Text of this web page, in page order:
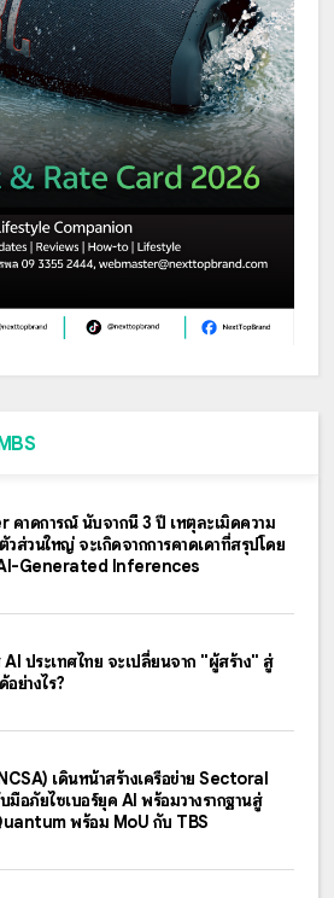
คาดการณ์ นับจากนี้ 3 ปี เหตุละเมิดความ
วส่วนใหญ่ จะเกิดจากการคาดเดาที่สรุปโดย
Generated Inferences
ประเทศไทย จะเปลี่ยนจาก "ผู้สร้าง" สู่
ย่างไร?
เดินหน้าสร้างเครือข่าย Sectoral
มือภัยไซเบอร์ยุค AI พร้อมวางรากฐานสู่
พร้อม MoU กับ TBS